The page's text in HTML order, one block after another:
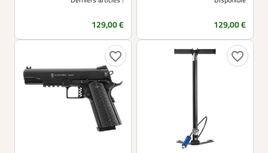
Prix
129,00 € Prix
129,00 €
favorite_border favorite_border